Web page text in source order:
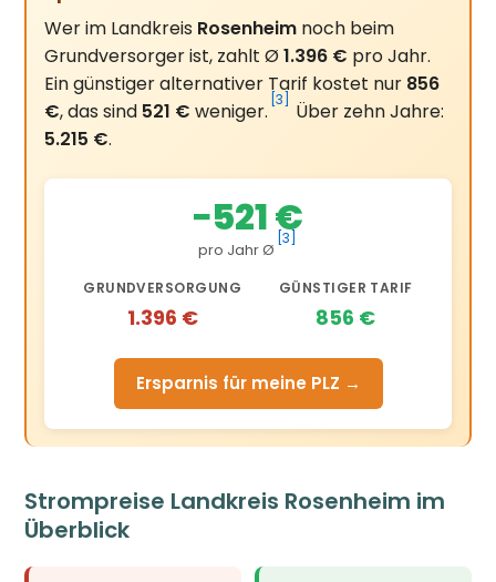
Wer im Landkreis Rosenheim noch beim
Grundversorger ist, zahlt Ø1.396 € pro Jahr.
Ein günstiger alternativer Tarif kostet nur 856
€, das sind 521 € weniger. [3]
Über zehn Jahre:
5.215 €.
−521 €
pro Jahr Ø
[3]
GRUNDVERSORGUNG
1.396 €
GÜNSTIGER TARIF
856 €
Ersparnis für meine PLZ →
Strompreise Landkreis Rosenheim im
Überblick